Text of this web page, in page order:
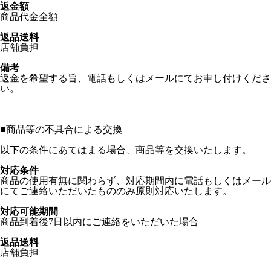
返金額
商品代金全額
返品送料
店舗負担
備考
返金を希望する旨、電話もしくはメールにてお申し付けくださ
い。
■商品等の不具合による交換
以下の条件にあてはまる場合、商品等を交換いたします。
対応条件
商品の使用有無に関わらず、対応期間内に電話もしくはメール
にてご連絡いただいたもののみ原則対応いたします。
対応可能期間
商品到着後7日以内にご連絡をいただいた場合
返品送料
店舗負担